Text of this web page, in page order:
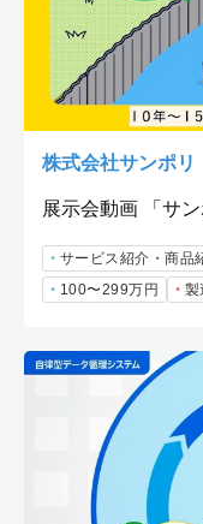
株式会社サンポリ
展示会動画 「サ
サービス紹介・商品
100〜299万円
製